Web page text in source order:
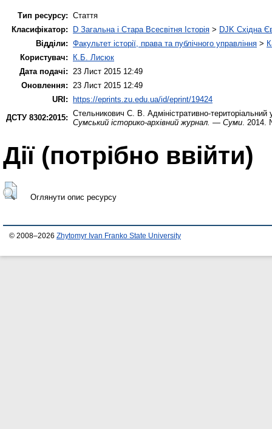
Тип ресурсу: Стаття
Класифікатор:
D Загальна і Стара Всесвітня Історія > DJK Східна
Відділи: Факультет історії, права та публічного управління >
Користувач:
К.Б. Лисюк
Дата подачі:
23 Лист 2015 12:49
Оновлення:
23 Лист 2015 12:49
URI: https://eprints.zu.edu.ua/id/eprint/19424
ДСТУ 8302:2015: Стельникович С. В. Адміністративно-
Сумський історико-архівний журнал. — Суми .
Дії ​​(потрібно ввійти)
Оглянути опис ресурсу
© 2008–2026 Zhytomyr Ivan Franko State University